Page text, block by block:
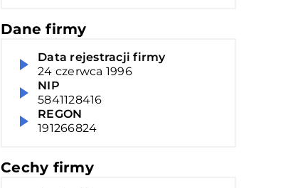
Dane firmy
Data rejestracji firmy
24 czerwca 1996
NIP
5841128416
REGON
191266824
Cechy firmy